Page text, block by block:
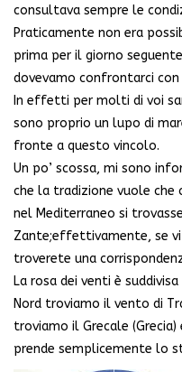
consultava sempre le
Praticamente non era
prima per il giorno
dovevamo confrontarci con
In effetti per molti di voi
sono proprio un lupo di
fronte a questo vincolo.
Un po’ scossa, mi sono
che la tradizione vuole che
nel Mediterraneo si
Zante;effettivamente, se
troverete una
La rosa dei venti è
Nord troviamo il vento di
troviamo il Grecale
prende semplicemente lo